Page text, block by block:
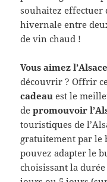
souhaitez effectuer
hivernale entre
de vin chaud !
Vous aimez l’Alsace
découvrir ? Offrir
cadeauest le
de promouvoir
touristiques de
gratuitement par le
pouvez adapter le
choisissant la